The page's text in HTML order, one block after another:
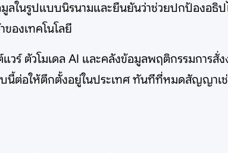
ลในรูปแบบนิรนามและยืนยันว่าช่วยปกป้องอธิป
องเทคโนโลยี
ตัวโมเดล AI และคลังข้อมูลพฤติกรรมการสั่
นี้ต่อให้ตึกตั้งอยู่ในประเทศ ทันทีที่หมดสัญญาเ